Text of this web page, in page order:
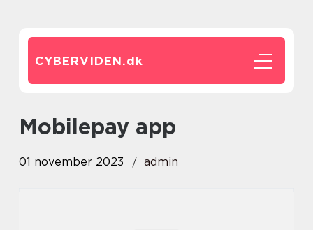
CYBERVIDEN.dk
mobilepay app
01 november 2023 admin